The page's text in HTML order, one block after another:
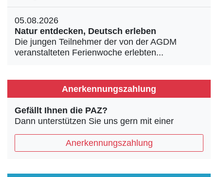
05.08.2026
Natur entdecken, Deutsch erleben
Die jungen Teilnehmer der von der AGDM
veranstalteten Ferienwoche erlebten...
Anerkennungszahlung
Gefällt Ihnen die PAZ?
Dann unterstützen Sie uns gern mit einer
Anerkennungszahlung